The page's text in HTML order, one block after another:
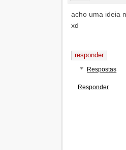
acho uma ideia
xd
responder
Respostas
Responder